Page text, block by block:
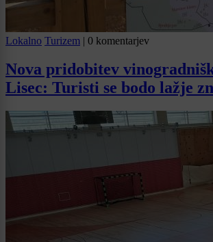
Lokalno Turizem | 0 komentarjev
Nova pridobitev
Lisec: Turisti se bodo lažje